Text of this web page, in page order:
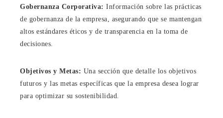
Gobernanza Corporativa: Información sobre las prácticas
de gobernanza de la empresa, asegurando que se mantengan
altos estándares éticos y de transparencia en la toma de
decisiones.
Objetivos y Metas: Una sección que detalle los objetivos
futuros y las metas específicas que la empresa desea lograr
para optimizar su sostenibilidad.